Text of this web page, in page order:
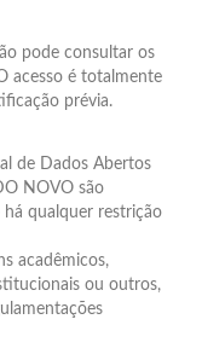
pode consultar os
acesso é totalmente
prévia.
de Dados Abertos
NOVO são
há qualquer restrição
acadêmicos,
ou outros,